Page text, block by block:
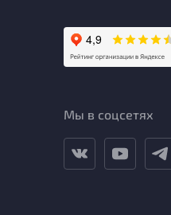
Мы в соцсетях